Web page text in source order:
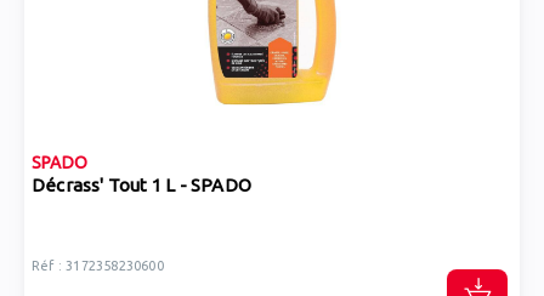
SPADO
Décrass' Tout 1 L - SPADO
Réf : 3172358230600